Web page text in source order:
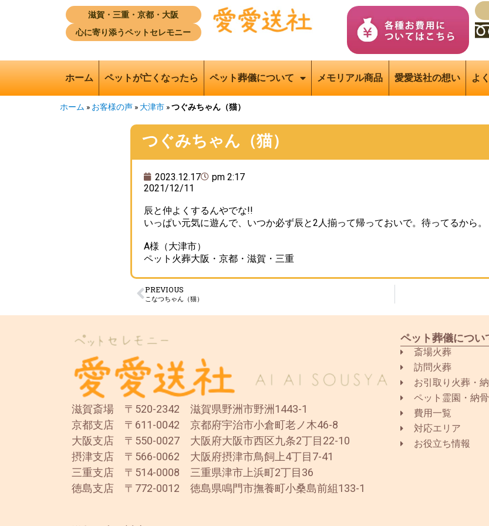
滋賀・三重・京都・大阪
心に寄り添うペットセレモニー
ホーム ペットが亡くなったら ペット葬儀について メモリアル商品 愛愛送社の想い よ
ホーム » お客様の声 » 大津市 »つぐみちゃん（猫）
つぐみちゃん（猫）
2023.12.17
pm 2:17
2021/12/11
辰と仲よくするんやでな!!
いっぱい元気に遊んで、いつか必ず辰と2人揃って帰っておいで。待ってるから。
A様（大津市）
ペット火葬大阪・京都・滋賀・三重
PREVIOUS
こなつちゃん（猫）
滋賀斎場 〒520-2342 滋賀県野洲市野洲1443-1
京都支店 〒611-0042 京都府宇治市小倉町老ノ木46-8
大阪支店 〒550-0027 大阪府大阪市西区九条2丁目22-10
摂津支店 〒566-0062 大阪府摂津市鳥飼上4丁目7-41
三重支店 〒514-0008 三重県津市上浜町2丁目36
徳島支店 〒772-0012 徳島県鳴門市撫養町小桑島前組133-1
ペット葬儀につい
斎場火葬
訪問火葬
お引取り火葬・
ペット霊園・納
費用一覧
対応エリア
お役立ち情報